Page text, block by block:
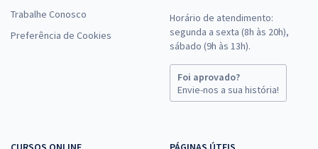
Trabalhe Conosco
Preferência de Cookies
Horário de atendimento:
segunda a sexta (8h às 20h),
sábado (9h às 13h).
Foi aprovado?
Envie-nos a sua história!